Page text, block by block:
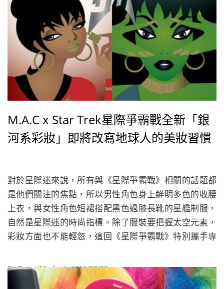
M.A.C x Star Trek星際爭霸戰全新「銀
河系彩妝」即將改寫地球人的美妝習慣
對於星際迷來說，所有與《星際爭霸戰》相關的話題都
是他們關注的焦點，所以男性角色身上鮮明多色的收腰
上衣，與女性角色短裙搭配黑色過膝長靴的星艦制服，
自然是星際迷的時尚指標。除了服裝要把握太空元素，
彩妝方面也不能輕忽，這回《星際爭霸戰》特別攜手專
們大展來自宇宙的完美妝容。
ByBeautiMode| 2016/08/22